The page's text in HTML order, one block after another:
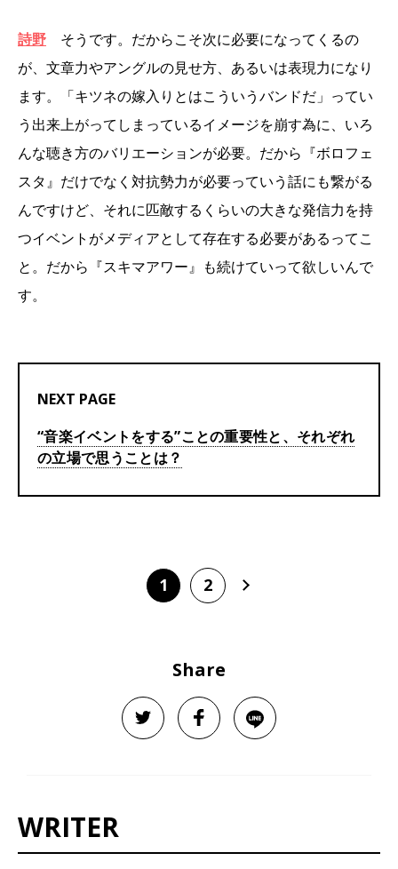
詩野
そうです。だからこそ次に必要になってくるの
が、文章力やアングルの見せ方、あるいは表現力になり
ます。「キツネの嫁入りとはこういうバンドだ」ってい
う出来上がってしまっているイメージを崩す為に、いろ
んな聴き方のバリエーションが必要。だから『ボロフェ
スタ』だけでなく対抗勢力が必要っていう話にも繋がる
んですけど、それに匹敵するくらいの大きな発信力を持
つイベントがメディアとして存在する必要があるってこ
と。だから『スキマアワー』も続けていって欲しいんで
す。
NEXT PAGE
“音楽イベントをする”ことの重要性と、それぞれ
の立場で思うことは？
1 2
Share
WRITER